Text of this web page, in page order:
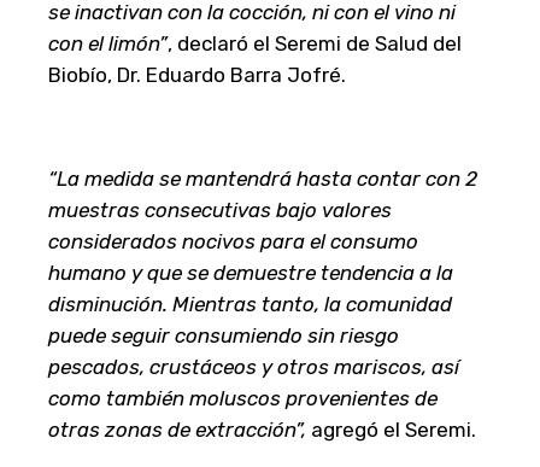
se inactivan con la cocción, ni con el vino ni
con el limón”, declaró el Seremi de Salud del
Biobío, Dr. Eduardo Barra Jofré.
“La medida se mantendrá hasta contar con 2
muestras consecutivas bajo valores
considerados nocivos para el consumo
humano y que se demuestre tendencia a la
disminución. Mientras tanto, la comunidad
puede seguir consumiendo sin riesgo
pescados, crustáceos y otros mariscos, así
como también moluscos provenientes de
otras zonas de extracción”, agregó el Seremi.